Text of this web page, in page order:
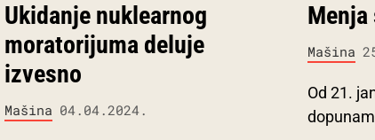
Ukidanje nuklearnog
moratorijuma deluje
izvesno
Mašina 04.04.2024.
Mašina
Od 21.